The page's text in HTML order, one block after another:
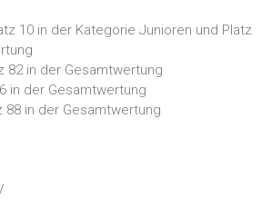
10 in der Kategorie Junioren und Platz
82 in der Gesamtwertung
in der Gesamtwertung
88 in der Gesamtwertung